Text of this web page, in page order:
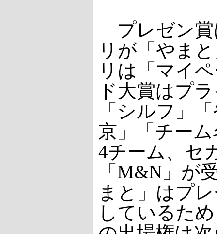
プレゼン賞
リが「やま
リは「マイ
ド大賞はプ
「シルフ」
京」「チー
4チーム、セ
「M&N」が
まと」はプ
しているた